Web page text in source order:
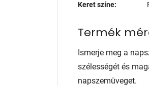
Keret színe:
Termék
Ismerje meg a
szélességét és
napszemüveget.